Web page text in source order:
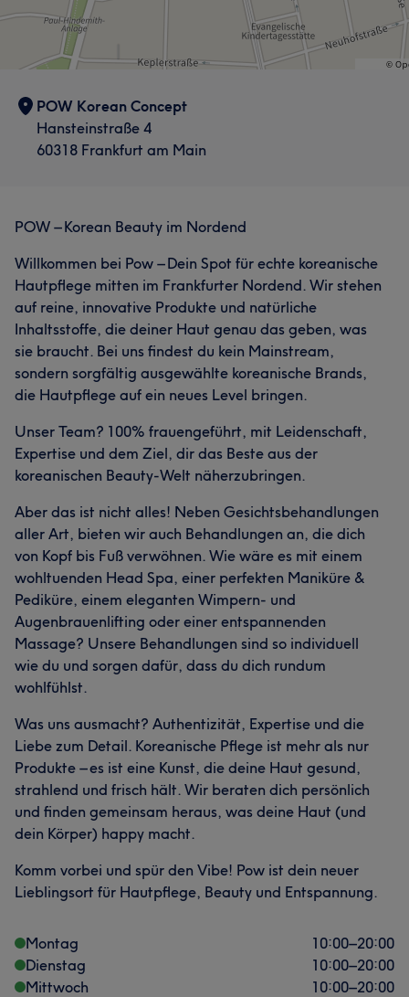
Was unsere Kunden über Dounia/Dima sagen
Professionell Kompetent 20 Sympathisch
Talentiert 15
Gesicht
Portfolio
Was unsere Kunden über Marcia sagen
Herzlich 25 Sympathisch 23 Professionell 19
Kompetent 17
POW Korean Concept
Hansteinstraße 4
60318 Frankfurt am Main
POW – Korean Beauty im Nordend
Willkommen bei Pow – Dein Spot für echte koreanische
Hautpflege mitten im Frankfurter Nordend. Wir stehen
auf reine, innovative Produkte und natürliche
Inhaltsstoffe, die deiner Haut genau das geben, was
sie braucht. Bei uns findest du kein Mainstream,
sondern sorgfältig ausgewählte koreanische Brands,
die Hautpflege auf ein neues Level bringen.
Unser Team? 100% frauengeführt, mit Leidenschaft,
Expertise und dem Ziel, dir das Beste aus der
koreanischen Beauty-Welt näherzubringen.
Aber das ist nicht alles! Neben Gesichtsbehandlungen
aller Art, bieten wir auch Behandlungen an, die dich
von Kopf bis Fuß verwöhnen. Wie wäre es mit einem
wohltuenden Head Spa, einer perfekten Maniküre &
Pediküre, einem eleganten Wimpern- und
Augenbrauenlifting oder einer entspannenden
Massage? Unsere Behandlungen sind so individuell
wie du und sorgen dafür, dass du dich rundum
wohlfühlst.
Was uns ausmacht? Authentizität, Expertise und die
Liebe zum Detail. Koreanische Pflege ist mehr als nur
Produkte – es ist eine Kunst, die deine Haut gesund,
strahlend und frisch hält. Wir beraten dich persönlich
und finden gemeinsam heraus, was deine Haut (und
dein Körper) happy macht.
Komm vorbei und spür den Vibe! Pow ist dein neuer
Lieblingsort für Hautpflege, Beauty und Entspannung.
Montag 10:00–20:00
Dienstag
10:00–20:00
Mittwoch
10:00–20:00